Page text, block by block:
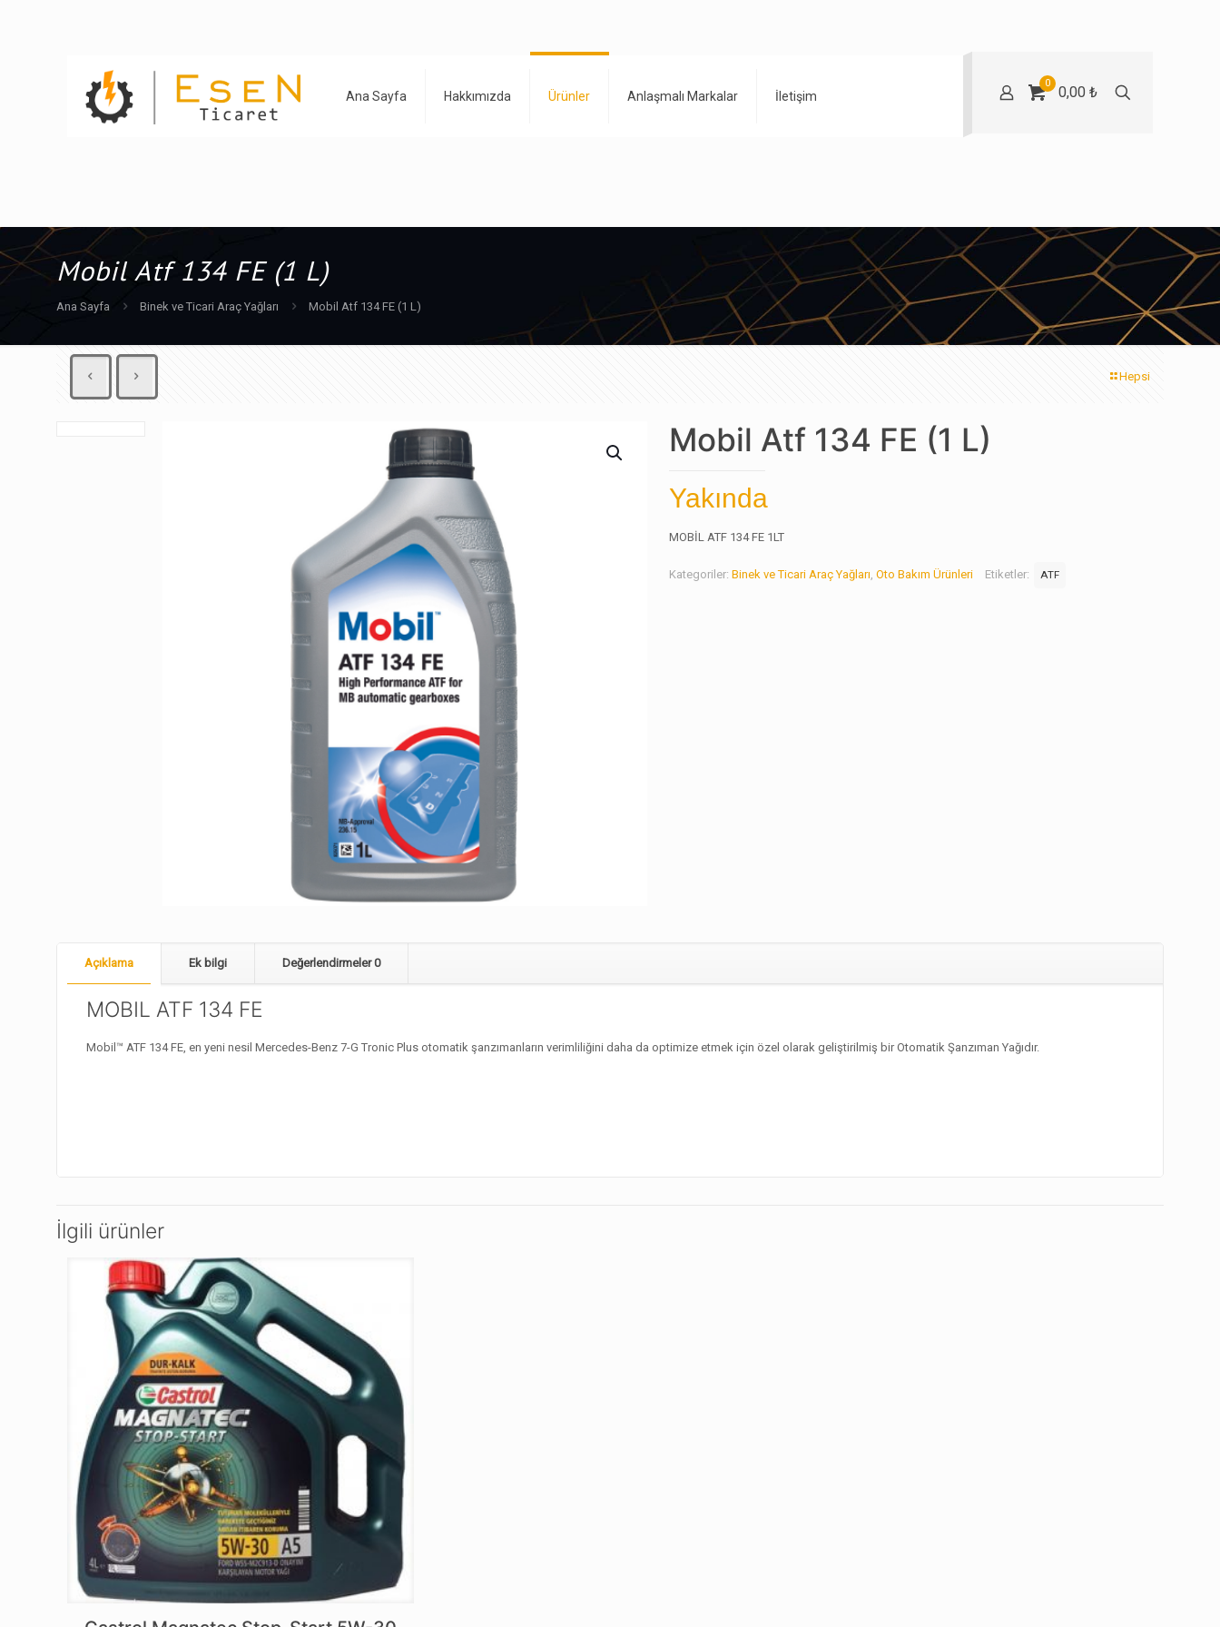
Ana Sayfa Hakkımızda Ürünler Anlaşmalı Markalar İletişim
0
0,00 ₺
Mobil Atf 134 FE (1 L)
Ana Sayfa Binek ve Ticari Araç Yağları Mobil Atf 134 FE (1 L)
Hepsi
Mobil Atf 134 FE (1 L)
Yakında
MOBİL ATF 134 FE 1LT
Kategoriler: Binek ve Ticari Araç Yağları, Oto Bakım Ürünleri Etiketler: ATF
Açıklama Ek bilgi Değerlendirmeler0
MOBIL ATF 134 FE
Mobil™ ATF 134 FE, en yeni nesil Mercedes-Benz 7-G Tronic Plus otomatik şanzımanların verimliliğini daha da optimize etmek için özel olarak geliştirilmiş bir Otomatik Şanzıman Yağıdır.
İlgili ürünler